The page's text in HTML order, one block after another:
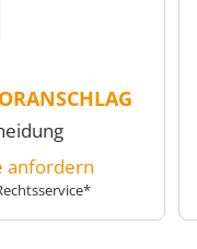
anfordern